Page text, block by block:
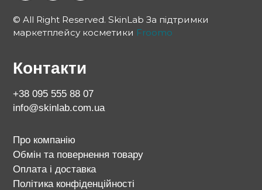
© All Right Reserved. SkinLab За підтримки
маркетплейсу косметики Froomo
Контакти
+38 095 555 88 07
info@skinlab.com.ua
Про компанію
Обмін та повернення товару
Оплата і доставка
Політика конфіденційності